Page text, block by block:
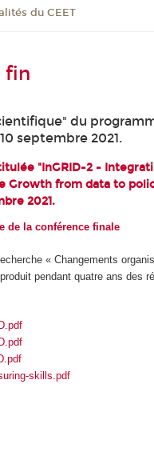
du CEET
fin
du
septembre 2021.
"InGRID-2 -
Growth from data to
2021.
de la conférence finale
« Changements
pendant quatre ans des
skills.pdf